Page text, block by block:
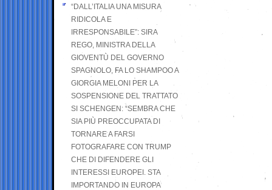
“DALL’ITALIA UNA MISURA
RIDICOLA E
IRRESPONSABILE”: SIRA
REGO, MINISTRA DELLA
GIOVENTÙ DEL GOVERNO
SPAGNOLO, FA LO SHAMPOO A
GIORGIA MELONI PER LA
SOSPENSIONE DEL TRATTATO
SI SCHENGEN: “SEMBRA CHE
SIA PIÙ PREOCCUPATA DI
TORNARE A FARSI
FOTOGRAFARE CON TRUMP
CHE DI DIFENDERE GLI
INTERESSI EUROPEI. STA
IMPORTANDO IN EUROPA